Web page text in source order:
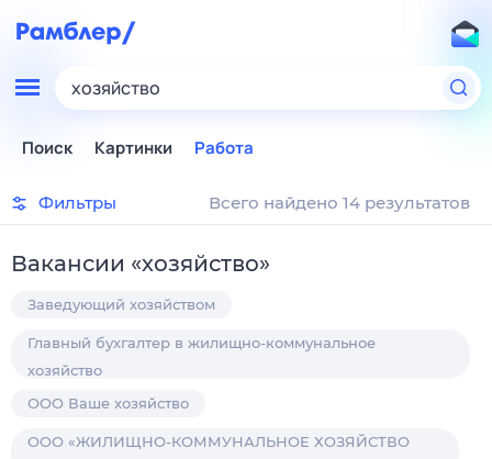
хозяйство
Поиск Картинки Работа
Фильтры Всего найдено 14 результатов
Вакансии «хозяйство»
Заведующий хозяйством
Главный бухгалтер в жилищно-коммунальное
хозяйство
ООО Ваше хозяйство
ООО «ЖИЛИЩНО-КОММУНАЛЬНОЕ ХОЗЯЙСТВО